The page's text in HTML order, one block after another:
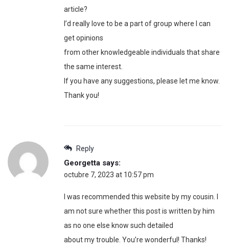
article?
I’d really love to be a part of group where I can
get opinions
from other knowledgeable individuals that share
the same interest.
If you have any suggestions, please let me know.
Thank you!
Reply
Georgetta says:
octubre 7, 2023 at 10:57 pm
I was recommended this website by my cousin. I
am not sure whether this post is written by him
as no one else know such detailed
about my trouble. You’re wonderful! Thanks!